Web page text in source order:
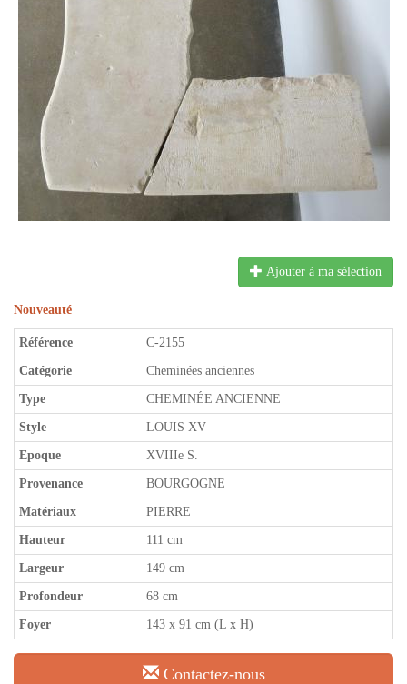
Ajouter à ma sélection
Nouveauté
Référence C-2155
Catégorie Cheminées anciennes
Type CHEMINÉE ANCIENNE
Style LOUIS XV
Epoque XVIIIe S.
Provenance BOURGOGNE
Matériaux PIERRE
Hauteur 111 cm
Largeur 149 cm
Profondeur 68 cm
Foyer 143 x 91 cm (L x H)
Contactez-nous